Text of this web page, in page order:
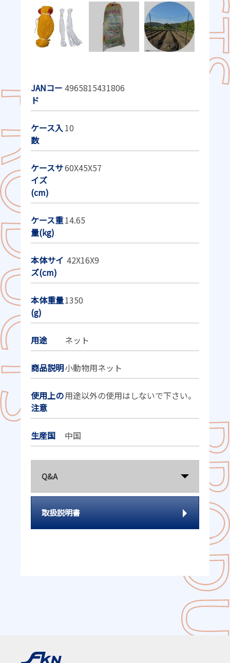
JANコー
ド
4965815431806
ケース入
数
10
ケースサ
イズ
(cm)
60X45X57
ケース重
量(kg)
14.65
本体サイ
ズ(cm)
42X16X9
本体重量
(g)
1350
用途 ネット
商品説明小動物用ネット
使用上の
注意
用途以外の使用はしないで下さい。
生産国 中国
Q&A
取扱説明書